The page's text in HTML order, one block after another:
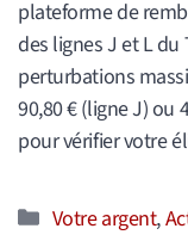
plateforme de
des lignes J et L
perturbations
90,80 € (ligne J) ou
pour vérifier votre
Catégories
Votre argent,